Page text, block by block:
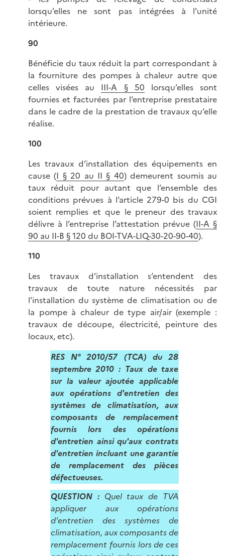
lorsqu’elles ne sont pas intégrées à l'unité
intérieure.
90
Bénéficie du taux réduit la part correspondant à
la fourniture des pompes à chaleur autre que
celles visées au III-A § 50 lorsqu’elles sont
fournies et facturées par l’entreprise prestataire
dans le cadre de la prestation de travaux qu’elle
réalise.
100
Les travaux d’installation des équipements en
cause (I § 20 au II § 40) demeurent soumis au
taux réduit pour autant que l’ensemble des
conditions prévues à l’article 279-0 bis du CGI
soient remplies et que le preneur des travaux
délivre à l’entreprise l’attestation prévue (II-A §
90 au II-B § 120 du BOI-TVA-LIQ-30-20-90-40).
110
Les travaux d’installation s’entendent des
travaux de toute nature nécessités par
l’installation du système de climatisation ou de
la pompe à chaleur de type air/air (exemple :
travaux de découpe, électricité, peinture des
locaux, etc).
RES N° 2010/57 (TCA) du 28
septembre 2010 : Taux de taxe
sur la valeur ajoutée applicable
aux opérations d'entretien des
systèmes de climatisation, aux
composants de remplacement
fournis lors des opérations
d'entretien ainsi qu'aux contrats
d'entretien incluant une garantie
de remplacement des pièces
défectueuses.
QUESTION : Quel taux de TVA
appliquer aux opérations
d'entretien des systèmes de
climatisation, aux composants de
remplacement fournis lors de ces